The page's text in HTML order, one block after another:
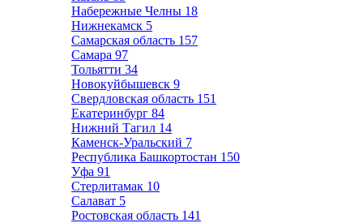
Набережные Челны 18
Нижнекамск 5
Самарская область 157
Самара 97
Тольятти 34
Новокуйбышевск 9
Свердловская область 151
Екатеринбург 84
Нижний Тагил 14
Каменск-Уральский 7
Республика Башкортостан 150
Уфа 91
Стерлитамак 10
Салават 5
Ростовская область 141